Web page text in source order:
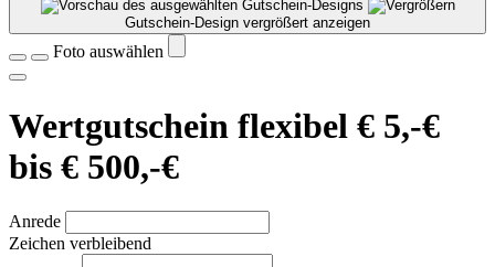
Gutschein-Design vergrößert anzeigen
Foto auswählen
Wertgutschein flexibel € 5,-€
bis € 500,-€
Anrede
Zeichen verbleibend